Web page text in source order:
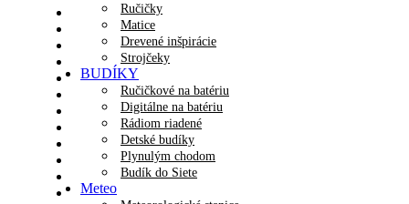
Ručičky
Matice
Drevené inšpirácie
Strojčeky
BUDÍKY
Ručičkové na batériu
Digitálne na batériu
Rádiom riadené
Detské budíky
Plynulým chodom
Budík do Siete
Meteo